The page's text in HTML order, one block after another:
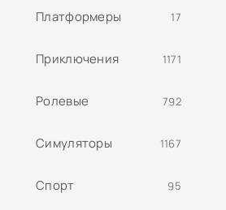
Платформеры 17
Приключения 1171
Ролевые 792
Симуляторы 1167
Спорт 95